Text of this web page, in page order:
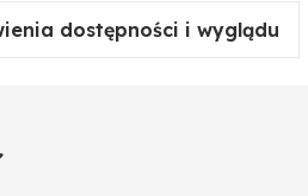
dostępności i wyglądu